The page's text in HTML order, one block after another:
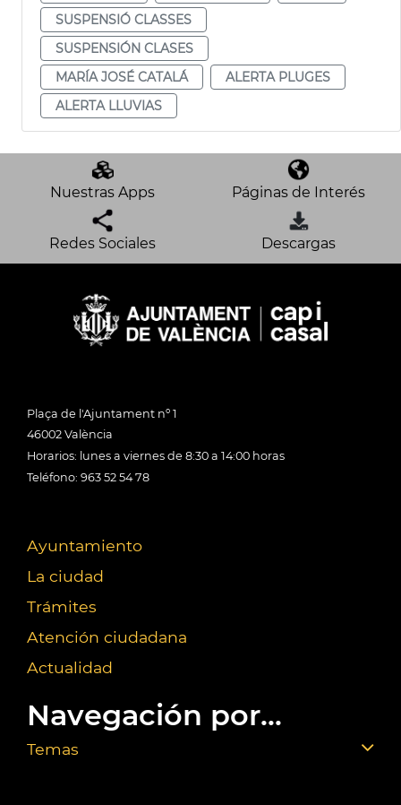
SUSPENSIÓ CLASSES
SUSPENSIÓN CLASES
MARÍA JOSÉ CATALÁ
ALERTA PLUGES
ALERTA LLUVIAS
Nuestras Apps Páginas de Interés
Redes Sociales Descargas
Plaça de l'Ajuntament nº 1
46002 València
Horarios: lunes a viernes de 8:30 a 14:00 horas
Teléfono: 963 52 54 78
Ayuntamiento
La ciudad
Trámites
Atención ciudadana
Actualidad
Navegación por...
Temas